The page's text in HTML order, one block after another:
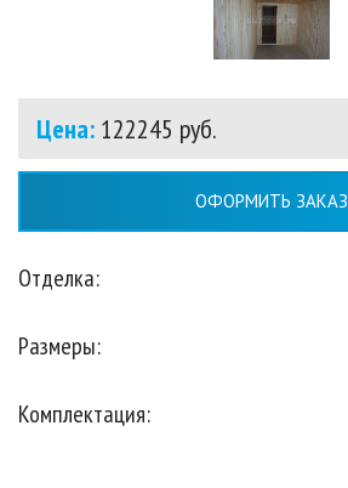
Цена: 122245 руб.
ОФОРМИТЬ ЗАКАЗ
Отделка:
Размеры:
Комплектация: